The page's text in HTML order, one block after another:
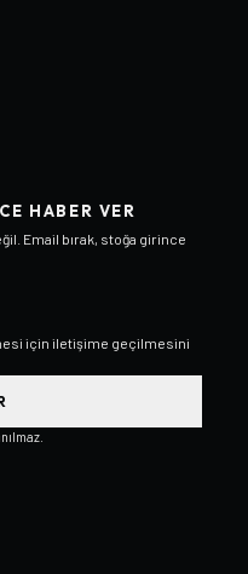
HABER VER
Email bırak, stoğa girince
için iletişime geçilmesini